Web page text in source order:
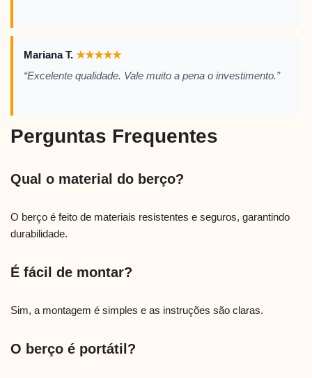
Mariana T. ★★★★★
“Excelente qualidade. Vale muito a pena o investimento.”
Perguntas Frequentes
Qual o material do berço?
O berço é feito de materiais resistentes e seguros, garantindo
durabilidade.
É fácil de montar?
Sim, a montagem é simples e as instruções são claras.
O berço é portátil?